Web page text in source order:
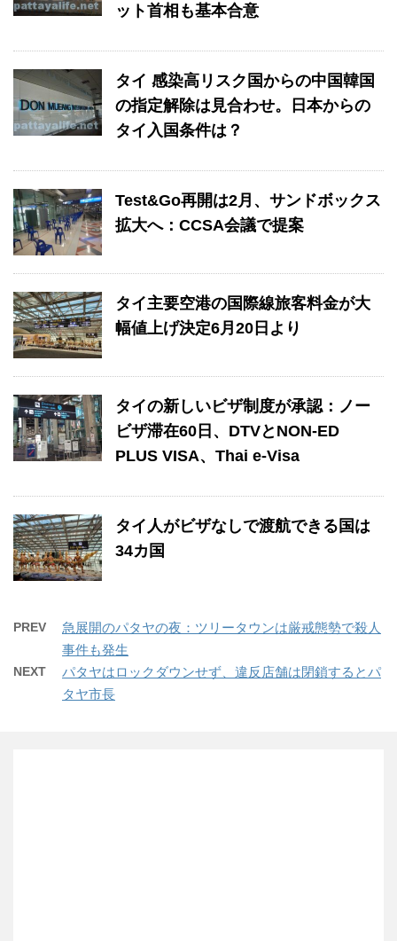
ット首相も基本合意
タイ 感染高リスク国からの中国韓国
の指定解除は見合わせ。日本からの
タイ入国条件は？
Test&Go再開は2月、サンドボックス
拡大へ：CCSA会議で提案
タイ主要空港の国際線旅客料金が大
幅値上げ決定6月20日より
タイの新しいビザ制度が承認：ノー
ビザ滞在60日、DTVとNON-ED
PLUS VISA、Thai e-Visa
タイ人がビザなしで渡航できる国は
34カ国
PREV
急展開のパタヤの夜：ツリータウンは厳戒態勢で殺人
事件も発生
NEXT
パタヤはロックダウンせず、違反店舗は閉鎖するとパ
タヤ市長